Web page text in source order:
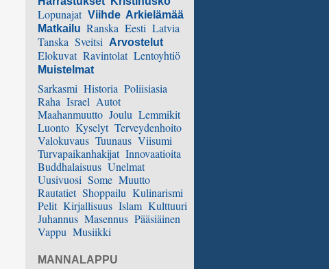
Lopunajat Viihde Arkielämää
Matkailu Ranska Eesti Latvia
Tanska Sveitsi Arvostelut
Elokuvat Ravintolat Lentoyhtiö
Muistelmat
Sarkasmi Historia Poliisiasia
Raha Israel Autot
Maahanmuutto Joulu Lemmikit
Luonto Kyselyt Terveydenhoito
Valokuvaus Tuunaus Viisumi
Turvapaikanhakijat Innovaatioita
Buddhalaisuus Unelmat
Uusivuosi Some Muutto
Rautatiet Shoppailu Kulinarismi
Pelit Kirjallisuus Islam Kulttuuri
Juhannus Masennus Pääsiäinen
Vappu Musiikki
MANNALAPPU